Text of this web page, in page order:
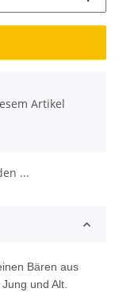
Artikel
...
Bären aus
und Alt.